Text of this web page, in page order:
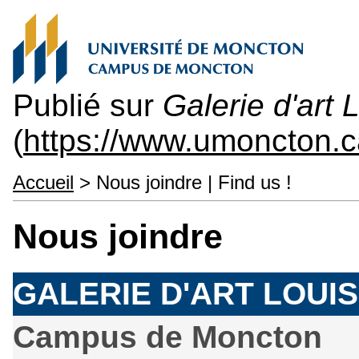
Publié sur Galerie d'art
(https://
Accueil > Nous joindre | Find us !
Nous joindre
GALERIE D'ART
Campus de Moncton
14